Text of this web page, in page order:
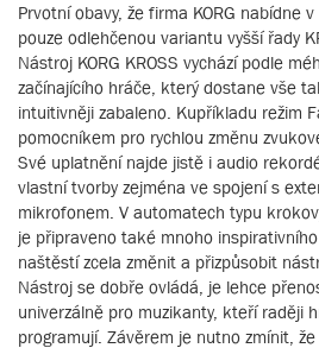
Prvotní obavy, že firma KORG nabídne
pouze odlehčenou variantu vyšší řady
Nástroj KORG KROSS vychází podle
začínajícího hráče, který dostane vše
intuitivněji zabaleno. Kupříkladu režim
pomocníkem pro rychlou změnu
Své uplatnění najde jistě i audio
vlastní tvorby zejména ve spojení s
mikrofonem. V automatech typu
je připraveno také mnoho
naštěstí zcela změnit a přizpůsobit
Nástroj se dobře ovládá, je lehce
univerzálně pro muzikanty, kteří raději
programují. Závěrem je nutno zmínit,